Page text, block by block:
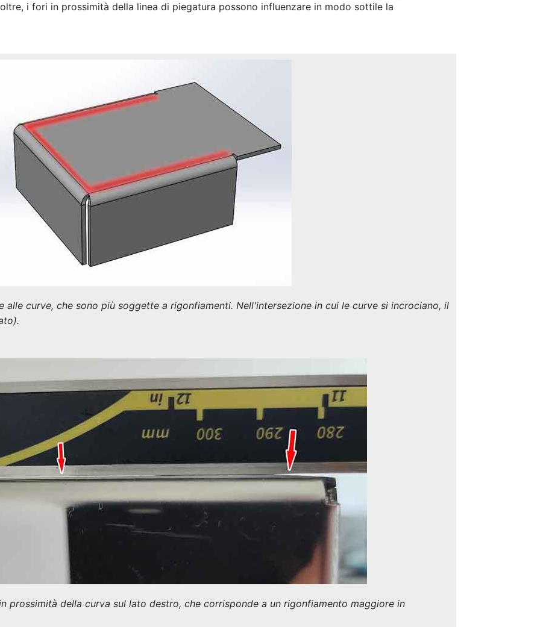
i fori in prossimità della linea di piegatura possono influenzare in modo sottile la
alle curve, che sono più soggette a rigonfiamenti. Nell'intersezione in cui le curve si incrociano, il
prossimità della curva sul lato destro, che corrisponde a un rigonfiamento maggiore in